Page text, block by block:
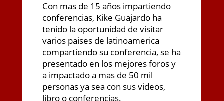
Con mas de 15 años impartiendo
conferencias, Kike Guajardo ha
tenido la oportunidad de visitar
varios paises de latinoamerica
compartiendo su conferencia, se ha
presentado en los mejores foros y
a impactado a mas de 50 mil
personas ya sea con sus videos,
libro o conferencias.